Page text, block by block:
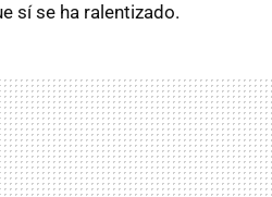
sí se ha ralentizado.